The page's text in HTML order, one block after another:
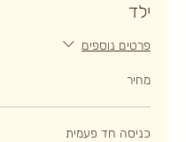
ילד
פרטים נוספים
מחיר
כניסה חד פעמית